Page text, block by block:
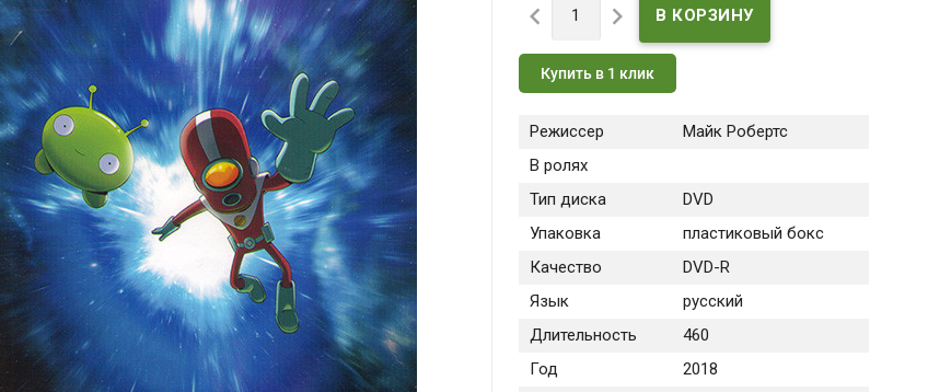
 
Купить в 1 клик
Режиссер
Майк Робертс
В ролях
Тип диска
DVD
Упаковка
пластиковый бокс
Качество
DVD-R
Язык
русский
Длительность
460
Год
2018